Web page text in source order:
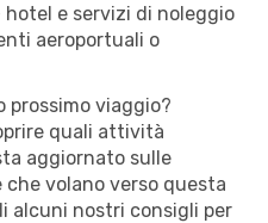
e servizi di noleggio
aeroportuali o
prossimo viaggio?
quali attività
aggiornato sulle
volano verso questa
alcuni nostri consigli per